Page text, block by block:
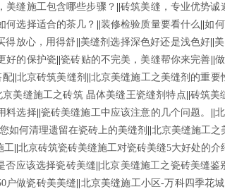
美缝施工包含哪些步骤？ 砖筑美缝，专业优势诚
何选择适合的茶几？ 装修检验质量要看什么 ||如
放心，用得舒 美缝剂选择深色好还是浅色好
好的保护瓷 ||瓷砖贴的不完美，美缝帮你来完善
配|| 北京砖筑美缝剂 北京美缝施工之美缝剂的重要
京美缝施工之砖筑 晶体美缝王瓷缝剂特点 砖筑美
料选择 瓷砖美缝施工中应该注意的几个问题。
如何清理遗留在瓷砖上的美缝剂 ||北京美缝施工之
工 ||北京砖筑瓷砖美缝施工对瓷砖美缝5大好处的介
否应该选择瓷砖美缝 ||北京美缝施工之瓷砖美缝鉴
户做瓷砖美美缝 北京美缝施工小区-万科四季花